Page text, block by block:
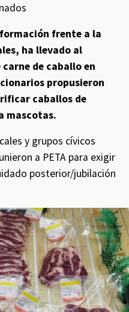
frente a la
ha llevado al
de caballo en
propusieron
caballos de
mascotas.
y grupos cívicos
a PETA para exigir
posterior/jubilación